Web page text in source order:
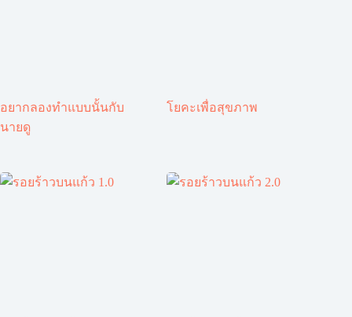
อยากลองทำแบบนั้นกับ
นายดู
โยคะเพื่อสุขภาพ